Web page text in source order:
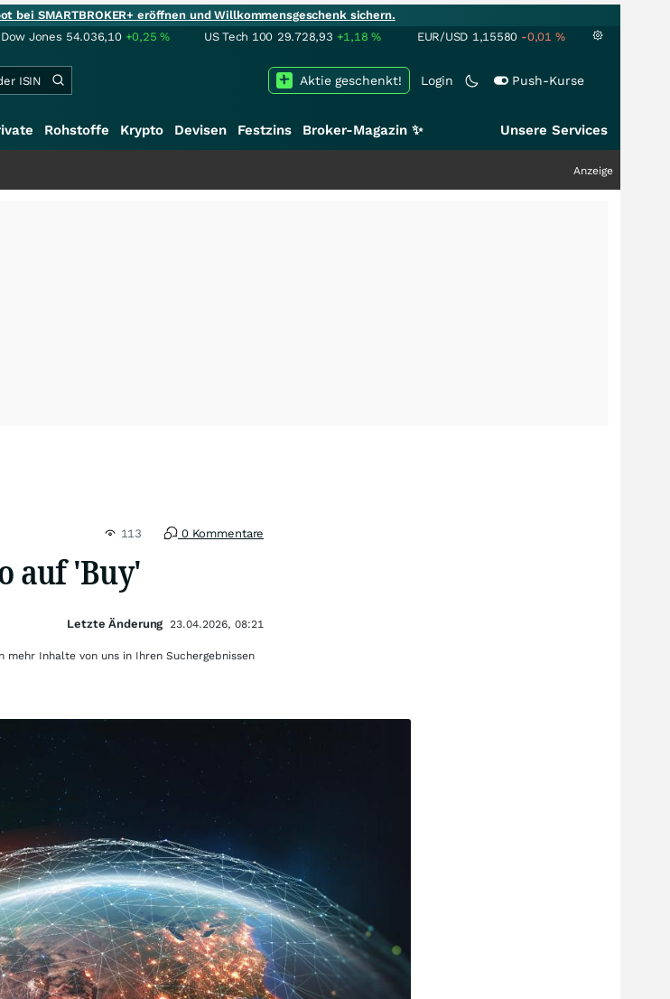
bei SMARTBROKER+ eröffnen und Willkommensgeschenk sichern.
Dow Jones 54.036,10 +0,25% US Tech 100 29.728,93 +1,18% EUR/USD 1,15580 -0,01 %
Login Push-Kurse
Aktie geschenkt!
Rohstoffe Krypto Devisen Festzins Broker-Magazin ✨ Unsere Services
Anzeige
113 0 Kommentare
auf 'Buy'
Letzte Änderung 23.04.2026, 08:21
mehr Inhalte von uns in Ihren Suchergebnissen